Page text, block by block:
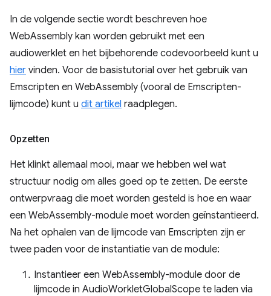
In de volgende sectie wordt beschreven hoe
WebAssembly kan worden gebruikt met een
audiowerklet en het bijbehorende codevoorbeeld kunt u
hier vinden. Voor de basistutorial over het gebruik van
Emscripten en WebAssembly (vooral de Emscripten-
lijmcode) kunt u dit artikel raadplegen.
Opzetten
Het klinkt allemaal mooi, maar we hebben wel wat
structuur nodig om alles goed op te zetten. De eerste
ontwerpvraag die moet worden gesteld is hoe en waar
een WebAssembly-module moet worden geïnstantieerd.
Na het ophalen van de lijmcode van Emscripten zijn er
twee paden voor de instantiatie van de module:
Instantieer een WebAssembly-module door de
lijmcode in AudioWorkletGlobalScope te laden via